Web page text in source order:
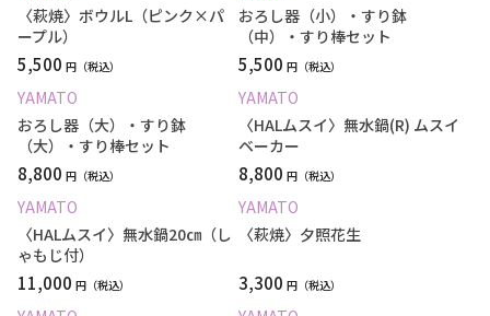
〈萩焼〉ボウルL（ピンク×パ
ープル）
5,500 円
おろし器（小）・すり鉢
（中）・すり棒セット
5,500 円
YAMATO
おろし器（大）・すり鉢
（大）・すり棒セット
8,800 円
YAMATO
〈HALムスイ〉無水鍋(R) ムスイ
ベーカー
8,800 円
YAMATO
〈HALムスイ〉無水鍋20㎝（し
ゃもじ付）
11,000 円
YAMATO
〈萩焼〉夕照花生
3,300 円